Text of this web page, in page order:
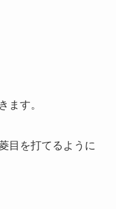
ます。
目を打てるように